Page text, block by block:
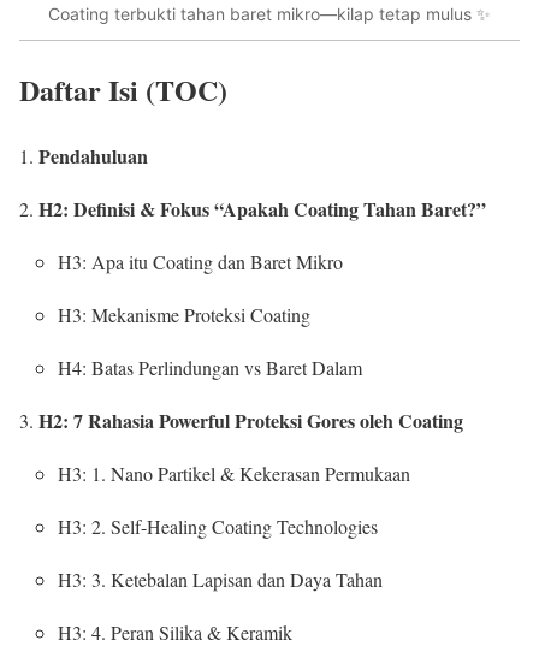
Coating terbukti tahan baret mikro—kilap tetap mulus ✨
Daftar Isi (TOC)
Pendahuluan
H2: Definisi & Fokus “Apakah Coating Tahan Baret?”
H3: Apa itu Coating dan Baret Mikro
H3: Mekanisme Proteksi Coating
H4: Batas Perlindungan vs Baret Dalam
H2: 7 Rahasia Powerful Proteksi Gores oleh Coating
H3: 1. Nano Partikel & Kekerasan Permukaan
H3: 2. Self-Healing Coating Technologies
H3: 3. Ketebalan Lapisan dan Daya Tahan
H3: 4. Peran Silika & Keramik